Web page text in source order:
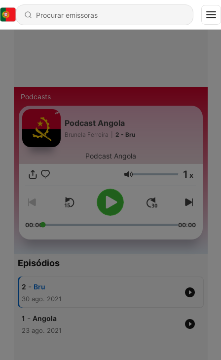
Podcasts
Podcast Angola
Brunela Ferreira 2 - Bru
Podcast Angola
Volume 1 x
00:00 00:00
Episódios
2 - Bru
30 ago. 2021
1 - Angola
23 ago. 2021